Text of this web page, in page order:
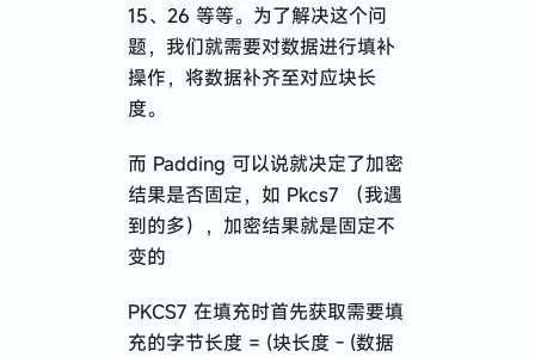
15、26 等等。为了解决这个问
题，我们就需要对数据进行填补
操作，将数据补齐至对应块长
度。
而 Padding 可以说就决定了加密
结果是否固定，如 Pkcs7 （我遇
到的多），加密结果就是固定不
变的
PKCS7 在填充时首先获取需要填
充的字节长度 = (块长度 - (数据